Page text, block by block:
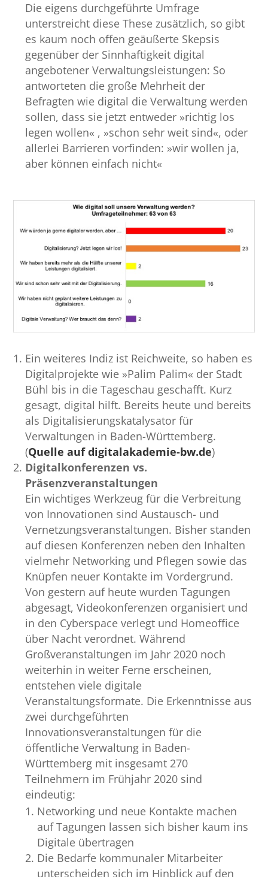
Die eigens durchgeführte Umfrage
unterstreicht diese These zusätzlich, so gibt
es kaum noch offen geäußerte Skepsis
gegenüber der Sinnhaftigkeit digital
angebotener Verwaltungsleistungen: So
antworteten die große Mehrheit der
Befragten wie digital die Verwaltung werden
sollen, dass sie jetzt entweder »richtig los
legen wollen« , »schon sehr weit sind«, oder
allerlei Barrieren vorfinden: »wir wollen ja,
aber können einfach nicht«
Ein weiteres Indiz ist Reichweite, so haben es
Digitalprojekte wie »Palim Palim« der Stadt
Bühl bis in die Tageschau geschafft. Kurz
gesagt, digital hilft. Bereits heute und bereits
als Digitalisierungskatalysator für
Verwaltungen in Baden-Württemberg.
(Quelle auf digitalakademie-bw.de)
Digitalkonferenzen vs.
Präsenzveranstaltungen
Ein wichtiges Werkzeug für die Verbreitung
von Innovationen sind Austausch- und
Vernetzungsveranstaltungen. Bisher standen
auf diesen Konferenzen neben den Inhalten
vielmehr Networking und Pflegen sowie das
Knüpfen neuer Kontakte im Vordergrund.
Von gestern auf heute wurden Tagungen
abgesagt, Videokonferenzen organisiert und
in den Cyberspace verlegt und Homeoffice
über Nacht verordnet. Während
Großveranstaltungen im Jahr 2020 noch
weiterhin in weiter Ferne erscheinen,
entstehen viele digitale
Veranstaltungsformate. Die Erkenntnisse aus
zwei durchgeführten
Innovationsveranstaltungen für die
öffentliche Verwaltung in Baden-
Württemberg mit insgesamt 270
Teilnehmern im Frühjahr 2020 sind
eindeutig:
Networking und neue Kontakte machen
auf Tagungen lassen sich bisher kaum ins
Digitale übertragen
Die Bedarfe kommunaler Mitarbeiter
unterscheiden sich im Hinblick auf den